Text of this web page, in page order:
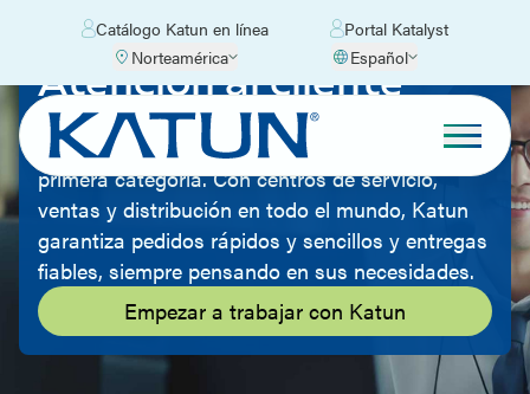
Catálogo Katun en línea
Portal Katalyst
Norteamérica
Español
Atención al cliente
Productos excelentes y precios bajos no
significan nada sin un servicio al cliente de
primera categoría. Con centros de servicio,
ventas y distribución en todo el mundo, Katun
garantiza pedidos rápidos y sencillos y entregas
fiables, siempre pensando en sus necesidades.
Empezar a trabajar con Katun